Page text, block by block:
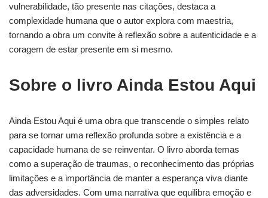
vulnerabilidade, tão presente nas citações, destaca a
complexidade humana que o autor explora com maestria,
tornando a obra um convite à reflexão sobre a autenticidade e a
coragem de estar presente em si mesmo.
Sobre o livro Ainda Estou Aqui
Ainda Estou Aqui é uma obra que transcende o simples relato
para se tornar uma reflexão profunda sobre a existência e a
capacidade humana de se reinventar. O livro aborda temas
como a superação de traumas, o reconhecimento das próprias
limitações e a importância de manter a esperança viva diante
das adversidades. Com uma narrativa que equilibra emoção e